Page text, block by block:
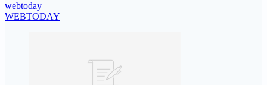
webtoday
WEBTODAY